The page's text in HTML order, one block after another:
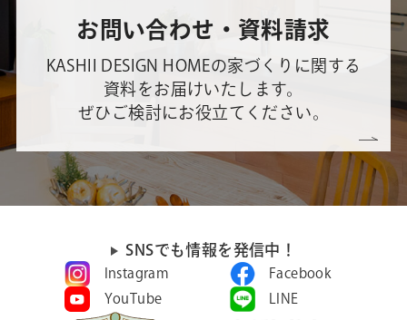
お問い合わせ・資料請求
KASHII DESIGN HOMEの家づくりに関する
資料をお届けいたします。
ぜひご検討にお役立てください。
SNSでも情報を発信中！
Instagram
Facebook
YouTube
LINE